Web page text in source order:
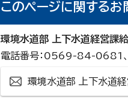
このページに関するお
環境水道部 上下水道経営課
電話番号：0569-84-
環境水道部 上下水道